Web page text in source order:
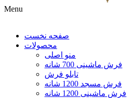
Menu
صفحه نخست
محصولات
منو اصلی
فرش ماشینی 700 شانه
تابلو فرش
فرش مسجد 1200 شانه
فرش ماشینی 1200 شانه